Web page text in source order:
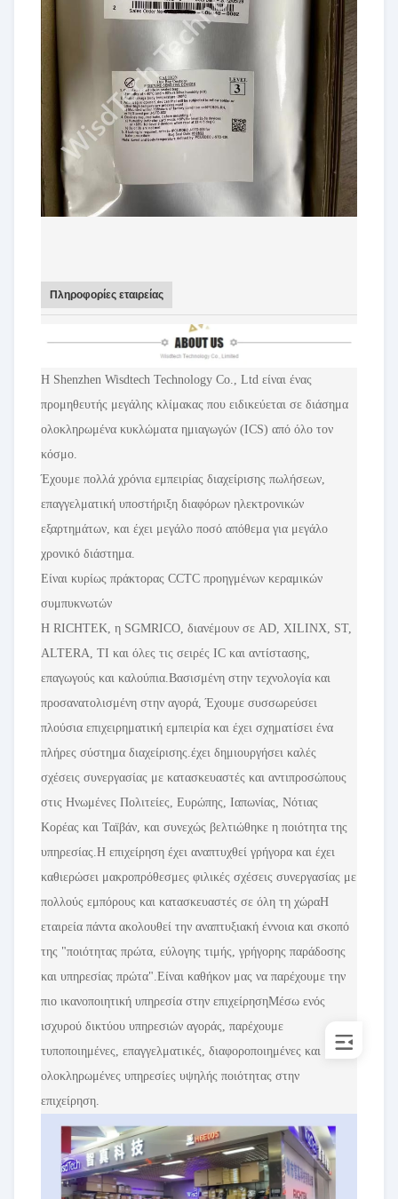
Πληροφορίες εταιρείας
Η Shenzhen Wisdtech Technology Co., Ltd είναι ένας
προμηθευτής μεγάλης κλίμακας που ειδικεύεται σε διάσημα
ολοκληρωμένα κυκλώματα ημιαγωγών (ICS) από όλο τον
κόσμο.
Έχουμε πολλά χρόνια εμπειρίας διαχείρισης πωλήσεων,
επαγγελματική υποστήριξη διαφόρων ηλεκτρονικών
εξαρτημάτων, και έχει μεγάλο ποσό απόθεμα για μεγάλο
χρονικό διάστημα.
Είναι κυρίως πράκτορας CCTC προηγμένων κεραμικών
συμπυκνωτών
Η RICHTEK, η SGMRICO, διανέμουν σε AD, XILINX, ST,
ALTERA, TI και όλες τις σειρές IC και αντίστασης,
επαγωγούς και καλούπια.Βασισμένη στην τεχνολογία και
προσανατολισμένη στην αγορά, Έχουμε συσσωρεύσει
πλούσια επιχειρηματική εμπειρία και έχει σχηματίσει ένα
πλήρες σύστημα διαχείρισης.έχει δημιουργήσει καλές
σχέσεις συνεργασίας με κατασκευαστές και αντιπροσώπους
στις Ηνωμένες Πολιτείες, Ευρώπης, Ιαπωνίας, Νότιας
Κορέας και Ταϊβάν, και συνεχώς βελτιώθηκε η ποιότητα της
υπηρεσίας.Η επιχείρηση έχει αναπτυχθεί γρήγορα και έχει
καθιερώσει μακροπρόθεσμες φιλικές σχέσεις συνεργασίας με
πολλούς εμπόρους και κατασκευαστές σε όλη τη χώραΗ
εταιρεία πάντα ακολουθεί την αναπτυξιακή έννοια και σκοπό
της "ποιότητας πρώτα, εύλογης τιμής, γρήγορης παράδοσης
και υπηρεσίας πρώτα".Είναι καθήκον μας να παρέχουμε την
πιο ικανοποιητική υπηρεσία στην επιχείρησηΜέσω ενός
ισχυρού δικτύου υπηρεσιών αγοράς, παρέχουμε
τυποποιημένες, επαγγελματικές, διαφοροποιημένες και
ολοκληρωμένες υπηρεσίες υψηλής ποιότητας στην
επιχείρηση.